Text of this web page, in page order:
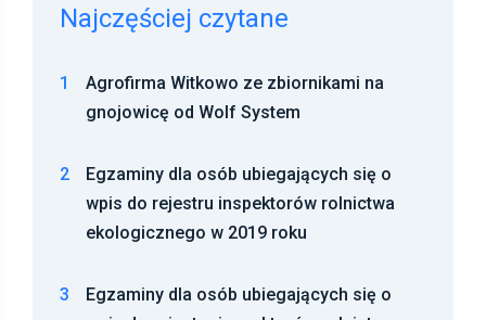
Najczęściej czytane
1
Agrofirma Witkowo ze zbiornikami na
gnojowicę od Wolf System
2
Egzaminy dla osób ubiegających się o
wpis do rejestru inspektorów rolnictwa
ekologicznego w 2019 roku
3
Egzaminy dla osób ubiegających się o